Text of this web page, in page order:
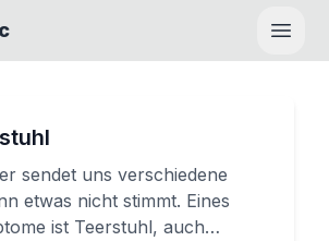
sendet uns verschiedene
etwas nicht stimmt. Eines
ist Teerstuhl, auch